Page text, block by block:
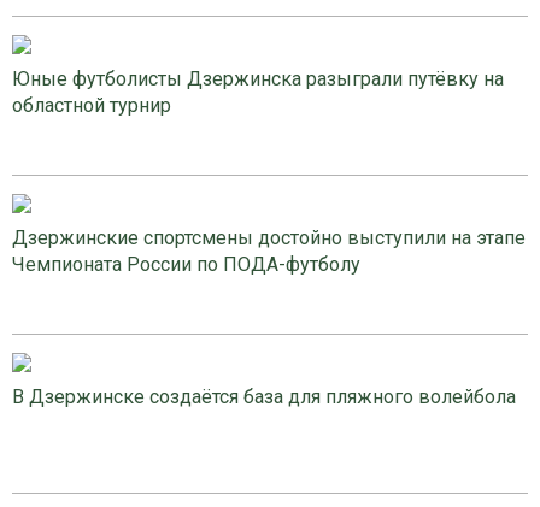
Юные футболисты Дзержинска разыграли путёвку на
областной турнир
Дзержинские спортсмены достойно выступили на этапе
Чемпионата России по ПОДА-футболу
В Дзержинске создаётся база для пляжного волейбола